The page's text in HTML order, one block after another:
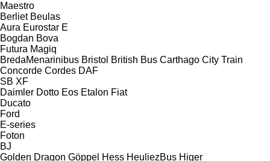
Maestro
Berliet Beulas
Aura Eurostar E
Bogdan Bova
Futura Magiq
BredaMenarinibus Bristol British Bus Carthago City Train
Concorde Cordes DAF
SB XF
Daimler Dotto Eos Etalon Fiat
Ducato
Ford
E-series
Foton
BJ
Golden Dragon Göppel Hess HeuliezBus Higer